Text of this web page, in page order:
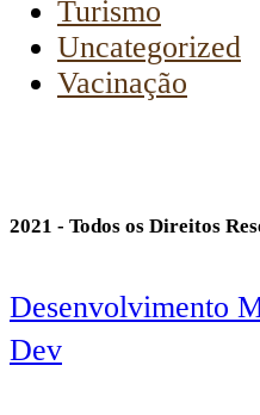
Turismo
Uncategorized
Vacinação
2021 - Todos os Direitos
Desenvolvimento
Dev